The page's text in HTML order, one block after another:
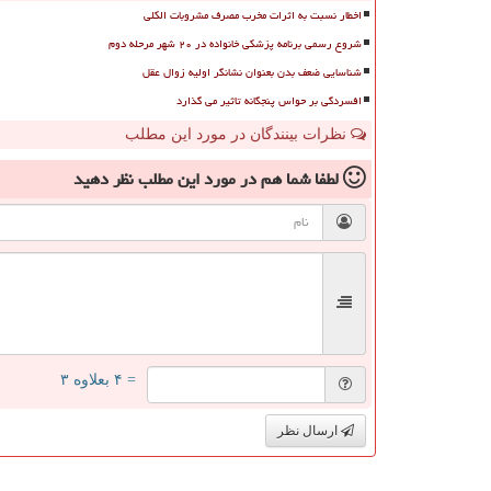
اخطار نسبت به اثرات مخرب مصرف مشروبات الکلی
شروع رسمی برنامه پزشکی خانواده در ۲۰ شهر مرحله دوم
شناسایی ضعف بدن بعنوان نشانگر اولیه زوال عقل
افسردگی بر حواس پنجگانه تاثیر می گذارد
نظرات بینندگان در مورد این مطلب
لطفا شما همدر مورد این مطلبنظر دهید
= ۴ بعلاوه ۳
ارسال نظر